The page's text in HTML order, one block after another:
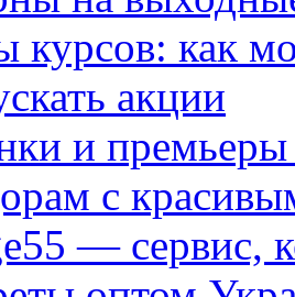
курсов: как
акции
и
с
— сервис,